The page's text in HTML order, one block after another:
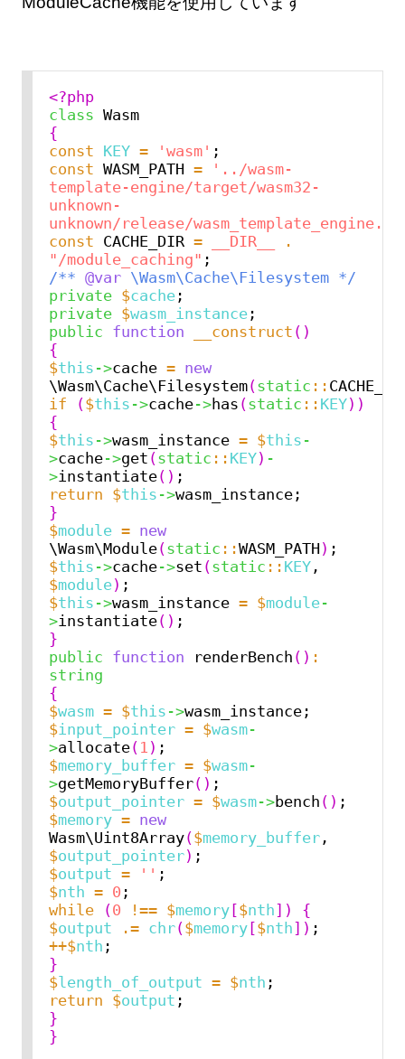
<?php
class
Wasm
{
const KEY = 'wasm'
const WASM_PATH =
'../wasm-
template-engine/target/wasm32-
unknown-
unknown/release/
const CACHE_DIR = __DIR__
.
"/module_caching"
/** @var \Wasm\Cache\Filesystem */
private $cache
private $wasm_instance
public function __construct ()
{
$this ->cache = new
\Wasm\Cache\Filesystem(static ::
if
($this ->cache->has (static :: KEY))
{
$this ->wasm_instance = $this -
>cache->get (static :: KEY) -
>instantiate()
return $this ->
}
$module = new
\Wasm\Module(static ::WASM_PATH)
$this ->cache->set (static :: KEY
$module)
$this ->wasm_instance = $module-
>instantiate()
}
public function renderBench () :
string
{
$wasm = $this ->
$input_pointer = $wasm-
>allocate( 1 )
$memory_buffer = $wasm-
>getMemoryBuffer()
$output_pointer = $wasm->bench ()
$memory = new
Wasm\Uint8Array($memory_buffer
$output_pointer)
$output = ''
$nth = 0
while
(0 !== $memory[$nth])
{
$output .= chr($memory[$nth])
++$nth
}
$length_of_output = $nth
return $output
}
}